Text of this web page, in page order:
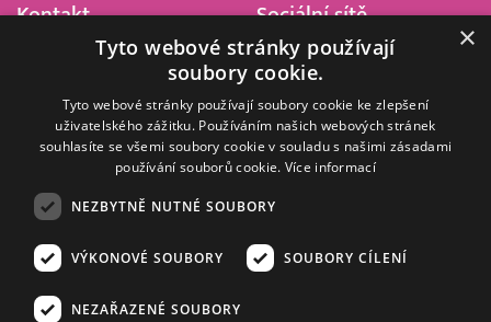
Kontakt
Barrandov Televizní Studio,
Kříženeckého nám. 322
152 00 Praha 5
IČ 416 93 311
Sociální sítě
© 2008–2026 EMPRESA MEDIA, a.s. Všechna práva vyhrazena.
Zásady ochrany osobních a dalších zpracovávaných údajů
×
Tyto webové stránky používají
soubory cookie.
Tyto webové stránky používají soubory cookie ke zlepšení
uživatelského zážitku. Používáním našich webových stránek
souhlasíte se všemi soubory cookie v souladu s našimi zásadami
používání souborů cookie. Více informací
NEZBYTNĚ NUTNÉ SOUBORY
VÝKONOVÉ SOUBORY SOUBORY CÍLENÍ
NEZAŘAZENÉ SOUBORY